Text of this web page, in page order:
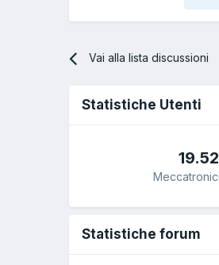
Vai alla lista discussioni
Statistiche Utenti
Statistiche forum